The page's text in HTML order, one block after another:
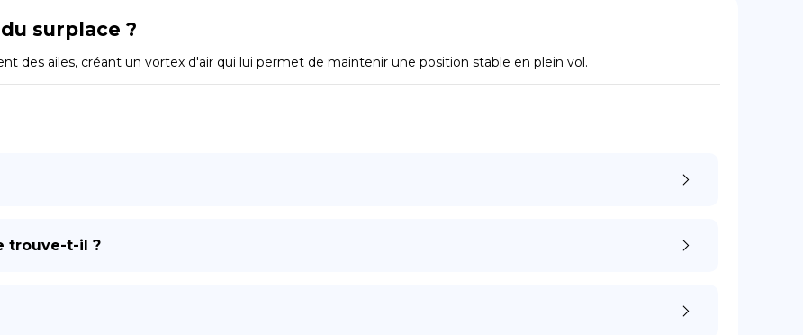
Terms of Use
Privacy Policy
surplace ?
des ailes, créant un vortex d'air qui lui permet de maintenir une position stable en plein vol.
trouve-t-il ?